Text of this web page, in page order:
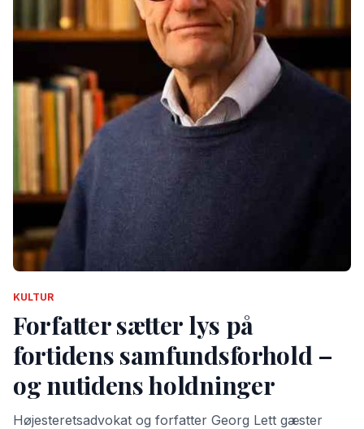
KULTUR
Forfatter sætter lys på
fortidens samfundsforhold –
og nutidens holdninger
Højesteretsadvokat og forfatter Georg Lett gæster